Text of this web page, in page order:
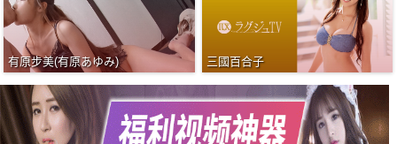
有原步美(有原あゆみ) 三國百合子